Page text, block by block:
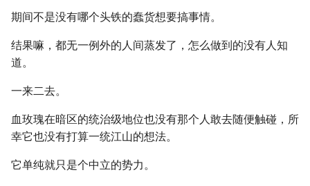
期间不是没有哪个头铁的蠢货想要搞事情。
结果嘛，都无一例外的人间蒸发了，怎么做到的没有人知
道。
一来二去。
血玫瑰在暗区的统治级地位也没有那个人敢去随便触碰，所
幸它也没有打算一统江山的想法。
它单纯就只是个中立的势力。